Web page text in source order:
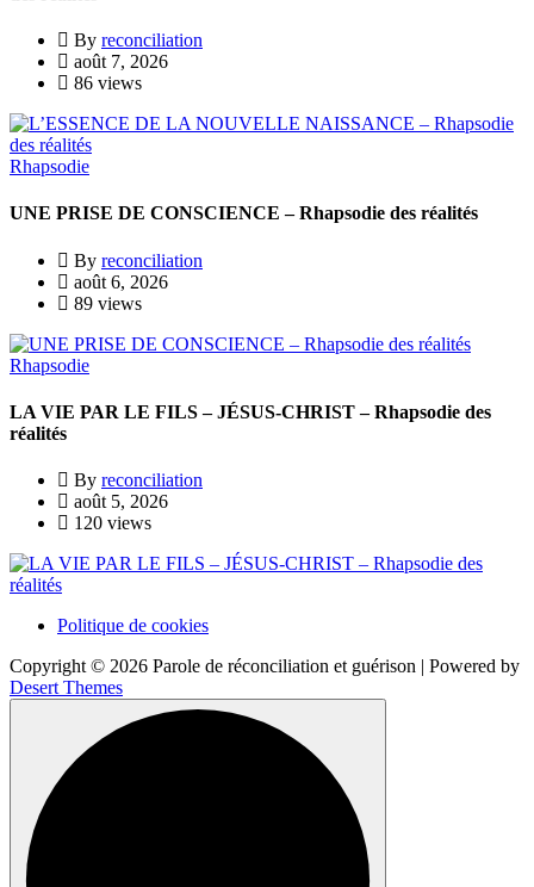
By reconciliation
août 7, 2026
86 views
Rhapsodie
UNE PRISE DE CONSCIENCE – Rhapsodie des réalités
By reconciliation
août 6, 2026
89 views
Rhapsodie
LA VIE PAR LE FILS – JÉSUS-CHRIST – Rhapsodie des
réalités
By reconciliation
août 5, 2026
120 views
Politique de cookies
Copyright © 2026 Parole de réconciliation et guérison | Powered by
Desert Themes